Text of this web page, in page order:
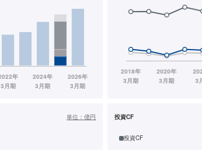
単位：億円 投資CF
投資CF